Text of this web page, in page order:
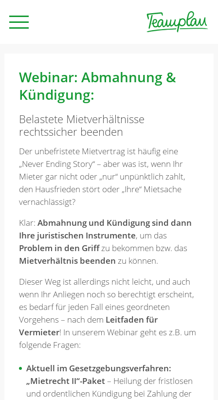
Beratung
Unternehmen
News
Kontakt
Merkzettel
Newsletter
Webinar: Abmahnung &
Kündigung:
Belastete Mietverhältnisse
rechtssicher beenden
Der unbefristete Mietvertrag ist häufig eine
„Never Ending Story“ – aber was ist, wenn Ihr
Mieter gar nicht oder „nur“ unpünktlich zahlt,
den Hausfrieden stört oder „Ihre“ Mietsache
vernachlässigt?
Klar: Abmahnung und Kündigung sind dann
Ihre juristischen Instrumente, um das
Problem in den Griffzu bekommen bzw. das
Mietverhältnis beenden zu können.
Dieser Weg ist allerdings nicht leicht, und auch
wenn Ihr Anliegen noch so berechtigt erscheint,
es bedarf für jeden Fall eines geordneten
Vorgehens – nach dem Leitfaden für
Vermieter! In unserem Webinar geht es z.B. um
folgende Fragen:
Aktuell im Gesetzgebungsverfahren:
„Mietrecht II“-Paket– Heilung der fristlosen
und ordentlichen Kündigung bei Zahlung der